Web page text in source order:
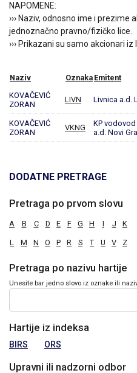
NAPOMENE:
››› Naziv, odnosno ime i prezime
jednoznačno pravno/fizičko lice.
››› Prikazani su samo akcionari
Naziv Oznaka Emitent
KOVAČEVIĆ
ZORAN
LIVN Livnica a.d.
KOVAČEVIĆ
ZORAN
VKNG
KP
a.d. Novi
DODATNE PRETRAGE
Pretraga po prvom slovu
A B C D E F G H I J K
L M N O P R S T U V Z
Pretraga po nazivu hartije
Unesite bar jedno slovo iz oznake ili
Hartije iz indeksa
BIRS ORS
Upravni ili nadzorni odbor